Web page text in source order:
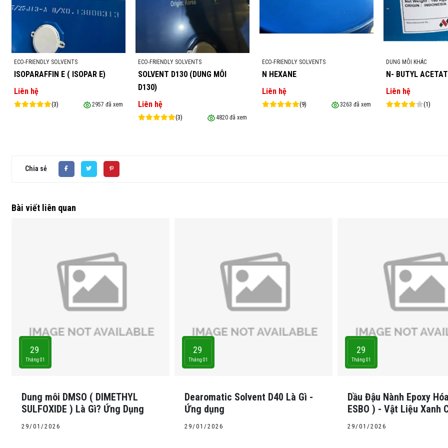
ECO-FRIENDLY SOLVENTS
ISOPARAFFIN E ( ISOPAR E)
Liên hệ
(3) 2957 đã xem
ECO-FRIENDLY SOLVENTS
SOLVENT D130 (DUNG MÔI
D130)
Liên hệ
(3) 4820 đã xem
ECO-FRIENDLY SOLVENTS
N HEXANE
Liên hệ
(9) 3263 đã xem
DUNG MÔI KHÁC
N- BUTYL
Liên hệ
(1)
Chia sẻ
Bài viết liên quan
29
Tháng 01
Dung môi DMSO ( DIMETHYL
SULFOXIDE ) Là Gì? Ứng Dụng
29/01/2026
29
Tháng 01
Dearomatic Solvent D40 Là Gì -
Ứng dụng
29/01/2026
29
Tháng 01
Dầu Đậu Nành Epoxy
ESBO ) - Vật Liệu Xanh
Tương Lai
29/01/2026